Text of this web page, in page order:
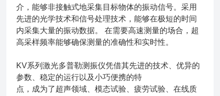
介，能够非接触式地采集目标物体的振动信号。采用
先进的光学技术和信号处理技术，能够在极短的时间
内采集大量的振动数据。 在需要高速测量的场合，超
高采样频率能够确保测量的准确性和实时性。
KV系列激光多普勒测振仪凭借其先进的技术、优异的
参数、稳定的运行以及小巧便携的特
点，成为了超声领域、模态试验、疲劳试验、在线质